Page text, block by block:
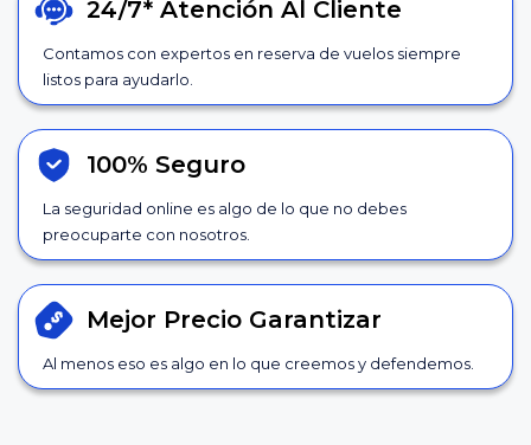
24/7* Atención Al Cliente
Contamos con expertos en reserva de vuelos siempre
listos para ayudarlo.
100% Seguro
La seguridad online es algo de lo que no debes
preocuparte con nosotros.
Mejor Precio Garantizar
Al menos eso es algo en lo que creemos y defendemos.